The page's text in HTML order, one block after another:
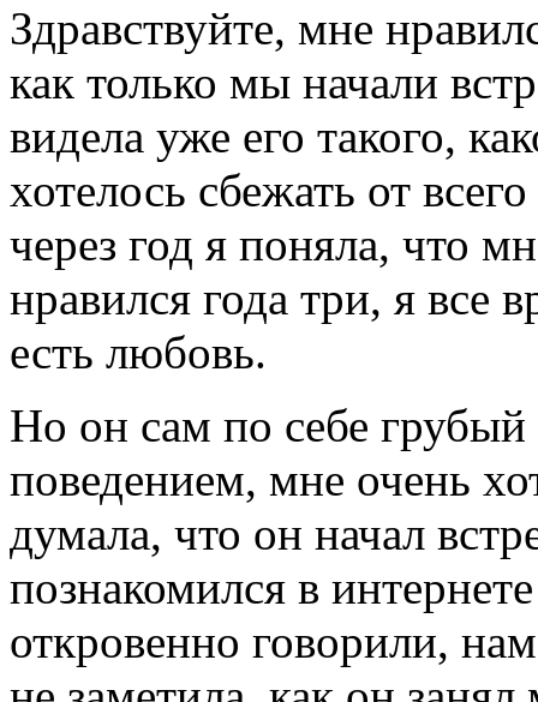
Здравствуйте, мне
как только мы начали
видела уже его такого,
хотелось сбежать от
через год я поняла, что
нравился года три, я все
есть любовь.
Но он сам по себе
поведением, мне очень
думала, что он начал
познакомился в
откровенно говорили,